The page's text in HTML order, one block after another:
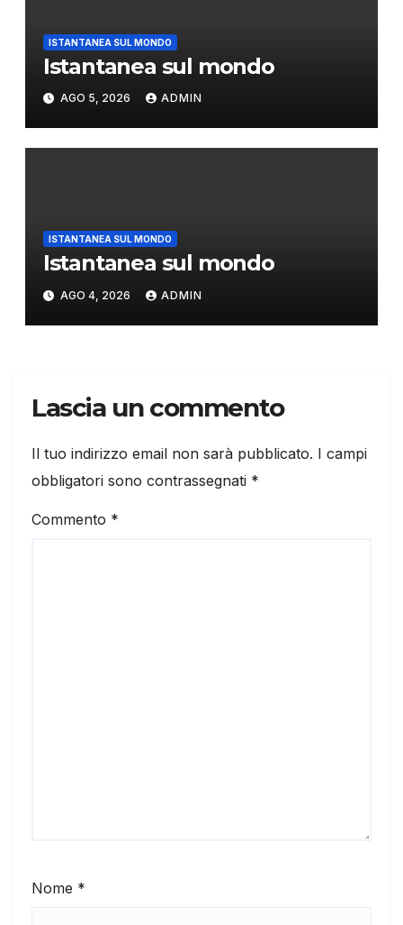
ISTANTANEA SUL MONDO
Istantanea sul mondo
AGO 5, 2026 ADMIN
ISTANTANEA SUL MONDO
Istantanea sul mondo
AGO 4, 2026 ADMIN
Lascia un commento
Il tuo indirizzo email non sarà pubblicato. I campi
obbligatori sono contrassegnati *
Commento *
Nome *